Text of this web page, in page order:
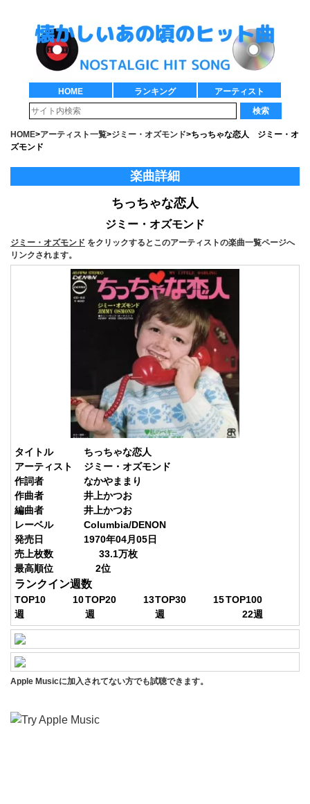
HOME ランキング
アーティスト
検索
HOME>アーティスト一覧>ジミー・オズモンド>ちっちゃな恋人 ジミー・オ
ズモンド
楽曲詳細
ちっちゃな恋人
ジミー・オズモンド
ジミー・オズモンド をクリックするとこのアーティストの楽曲一覧ページへ
リンクされます。
タイトル
ちっちゃな恋人
アーティスト
ジミー・オズモンド
作詞者
なかやままり
作曲者
井上かつお
編曲者
井上かつお
レーベル
Columbia/DENON
発売日
1970年04月05日
売上枚数
33.1万枚
最高順位
2位
ランクイン週数
TOP10
10
週
TOP20
13
週
TOP30
15
週
TOP100
22週
Apple Musicに加入されてない方でも試聴できます。